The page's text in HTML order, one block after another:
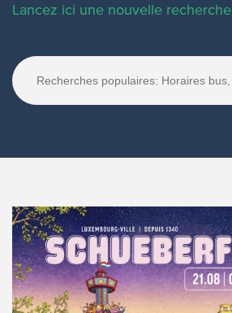
Lancez ici une nouvelle recherche